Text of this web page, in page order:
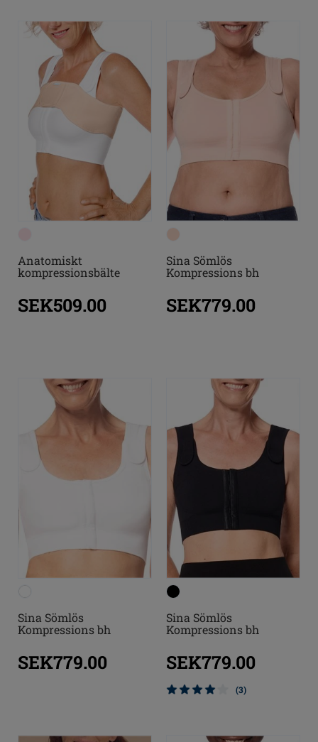
Anatomiskt
kompressionsbälte
SEK509.00
Sina Sömlös
Kompressions bh
SEK779.00
Sina Sömlös
Kompressions bh
SEK779.00
Sina Sömlös
Kompressions bh
SEK779.00
(3)